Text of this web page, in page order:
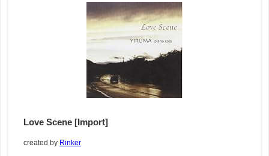
Love Scene [Import]
created by Rinker